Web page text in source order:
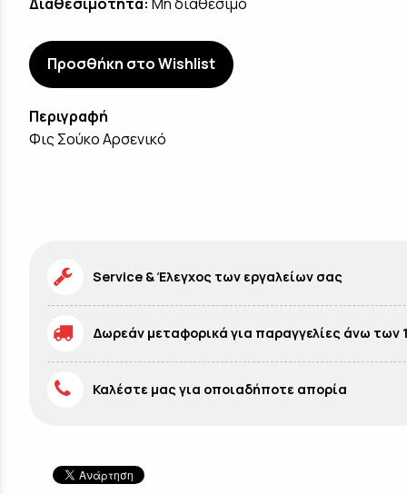
Προσθήκη στο Wishlist
Περιγραφή
Φις Σούκο Αρσενικό
Service & Έλεγχος των εργαλείων σας
Δωρεάν μεταφορικά για παραγγελίες άνω των
Καλέστε μας για οποιαδήποτε απορία